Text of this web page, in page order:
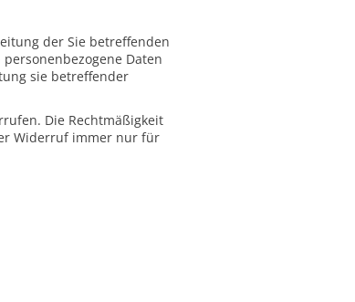
der Sie betreffenden
Daten
sie betreffender
Die Rechtmäßigkeit
Widerruf immer nur für